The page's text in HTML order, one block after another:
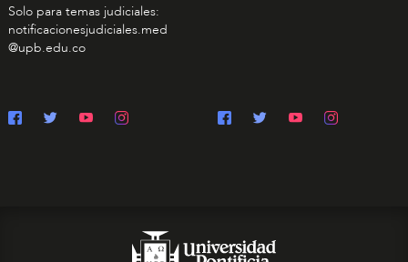
Solo para temas judiciales:
notificacionesjudiciales.med
@upb.edu.co